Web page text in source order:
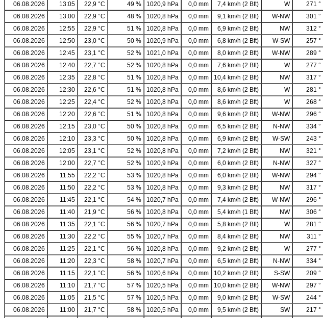
06.08.2026
13:05 22,9 °C 49 % 1020,9 hPa 0,0 mm 7,4 km/h (2 Bft) W 271 °
06.08.2026
13:00 22,9 °C 48 % 1020,8 hPa 0,0 mm 9,1 km/h (2 Bft) W-NW 301 °
06.08.2026
12:55 22,9 °C 51 % 1020,8 hPa 0,0 mm 6,9 km/h (2 Bft) NW 312 °
06.08.2026
12:50 23,0 °C 50 % 1020,9 hPa 0,0 mm 6,8 km/h (2 Bft) W-SW 257 °
06.08.2026
12:45 23,1 °C 52 % 1021,0 hPa 0,0 mm 8,0 km/h (2 Bft) W-NW 289 °
06.08.2026
12:40 22,7 °C 52 % 1020,8 hPa 0,0 mm 7,6 km/h (2 Bft) W 277 °
06.08.2026
12:35 22,8 °C 51 % 1020,8 hPa 0,0 mm 10,4 km/h (2 Bft) NW 317 °
06.08.2026
12:30 22,6 °C 51 % 1020,8 hPa 0,0 mm 8,6 km/h (2 Bft) W 281 °
06.08.2026
12:25 22,4 °C 52 % 1020,8 hPa 0,0 mm 8,6 km/h (2 Bft) W 268 °
06.08.2026
12:20 22,6 °C 51 % 1020,8 hPa 0,0 mm 9,6 km/h (2 Bft) W-NW 296 °
06.08.2026
12:15 23,0 °C 50 % 1020,8 hPa 0,0 mm 6,5 km/h (2 Bft) N-NW 334 °
06.08.2026
12:10 23,3 °C 50 % 1020,8 hPa 0,0 mm 6,9 km/h (2 Bft) W-SW 243 °
06.08.2026
12:05 23,1 °C 52 % 1020,8 hPa 0,0 mm 7,2 km/h (2 Bft) NW 321 °
06.08.2026
12:00 22,7 °C 52 % 1020,9 hPa 0,0 mm 6,0 km/h (2 Bft) N-NW 327 °
06.08.2026
11:55 22,2 °C 53 % 1020,8 hPa 0,0 mm 6,0 km/h (2 Bft) W-NW 294 °
06.08.2026
11:50 22,2 °C 53 % 1020,8 hPa 0,0 mm 9,3 km/h (2 Bft) NW 317 °
06.08.2026
11:45 22,1 °C 54 % 1020,7 hPa 0,0 mm 7,4 km/h (2 Bft) W-NW 296 °
06.08.2026
11:40 21,9 °C 56 % 1020,8 hPa 0,0 mm 5,4 km/h (1 Bft) NW 306 °
06.08.2026
11:35 22,1 °C 56 % 1020,7 hPa 0,0 mm 5,8 km/h (2 Bft) W 281 °
06.08.2026
11:30 22,2 °C 55 % 1020,7 hPa 0,0 mm 8,4 km/h (2 Bft) NW 311 °
06.08.2026
11:25 22,1 °C 56 % 1020,8 hPa 0,0 mm 9,2 km/h (2 Bft) W 277 °
06.08.2026
11:20 22,3 °C 58 % 1020,7 hPa 0,0 mm 6,5 km/h (2 Bft) N-NW 334 °
06.08.2026
11:15 22,1 °C 56 % 1020,6 hPa 0,0 mm 10,2 km/h (2 Bft) S-SW 209 °
06.08.2026
11:10 21,7 °C 57 % 1020,5 hPa 0,0 mm 10,0 km/h (2 Bft) W-NW 297 °
06.08.2026
11:05 21,5 °C 57 % 1020,5 hPa 0,0 mm 9,0 km/h (2 Bft) W-SW 244 °
06.08.2026
11:00 21,7 °C 58 % 1020,5 hPa 0,0 mm 9,5 km/h (2 Bft) SW 217 °